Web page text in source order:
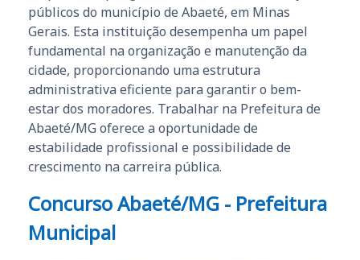
públicos do município de Abaeté, em Minas
Gerais. Esta instituição desempenha um papel
fundamental na organização e manutenção da
cidade, proporcionando uma estrutura
administrativa eficiente para garantir o bem-
estar dos moradores. Trabalhar na Prefeitura de
Abaeté/MG oferece a oportunidade de
estabilidade profissional e possibilidade de
crescimento na carreira pública.
Concurso Abaeté/MG - Prefeitura
Municipal